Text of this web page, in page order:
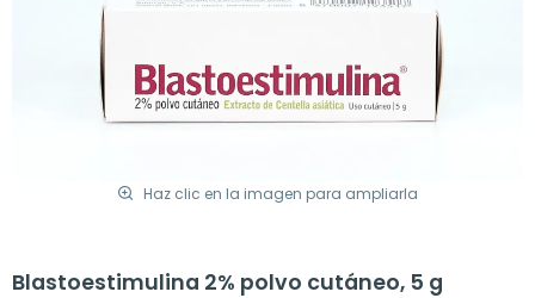
Haz clic en la imagen para ampliarla
Blastoestimulina 2% polvo cutáneo, 5 g